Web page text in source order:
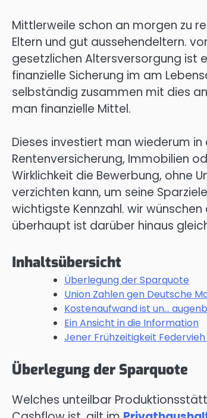
Mittlerweile schon an morgen zu
Eltern und gut aussehendeltern.
gesetzlichen Altersversorgung ist
finanzielle Sicherung im am
selbständig zusammen mit dies
man finanzielle Mittel.
Dieses investiert man wiederum
Rentenversicherung, Immobilien
Wirklichkeit die Bewerbung, ohne
verzichten kann, um seine
wichtigste Kennzahl. wir
überhaupt ist darüber hinaus
Inhaltsübersicht
Überlegung der Sparquote
Union Zahlen gen Deutsche
Kostenaufwand ist un…
Ein Ansicht in die Information
Jener Frühzeitigkeit
Überlegung der Sparquote
Welches unteilbar